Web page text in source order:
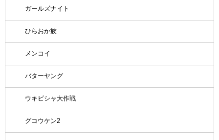
ガールズナイト
ひらおか族
メンコイ
バターヤング
ウキビシャ大作戦
グコウケン2